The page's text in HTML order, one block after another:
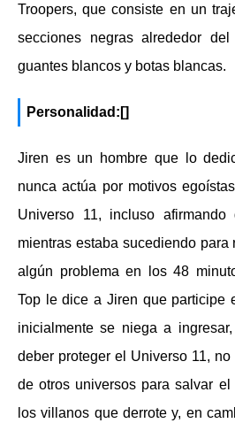
Troopers, que consiste en un
secciones negras alrededor
guantes blancos y botas blancas.
Personalidad:[]
Jiren es un hombre que lo
nunca actúa por motivos
Universo 11, incluso
mientras estaba sucediendo
algún problema en los 48
Top le dice a Jiren que participe
inicialmente se niega a
deber proteger el Universo 11,
de otros universos para salvar
los villanos que derrote y, en